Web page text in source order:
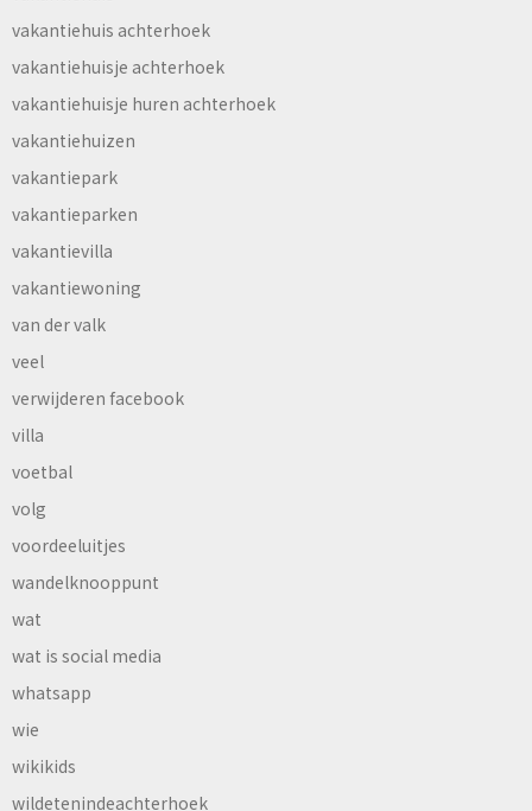
vakantiehuis achterhoek
vakantiehuisje achterhoek
vakantiehuisje huren achterhoek
vakantiehuizen
vakantiepark
vakantieparken
vakantievilla
vakantiewoning
van der valk
veel
verwijderen facebook
villa
voetbal
volg
voordeeluitjes
wandelknooppunt
wat
wat is social media
whatsapp
wie
wikikids
wildetenindeachterhoek